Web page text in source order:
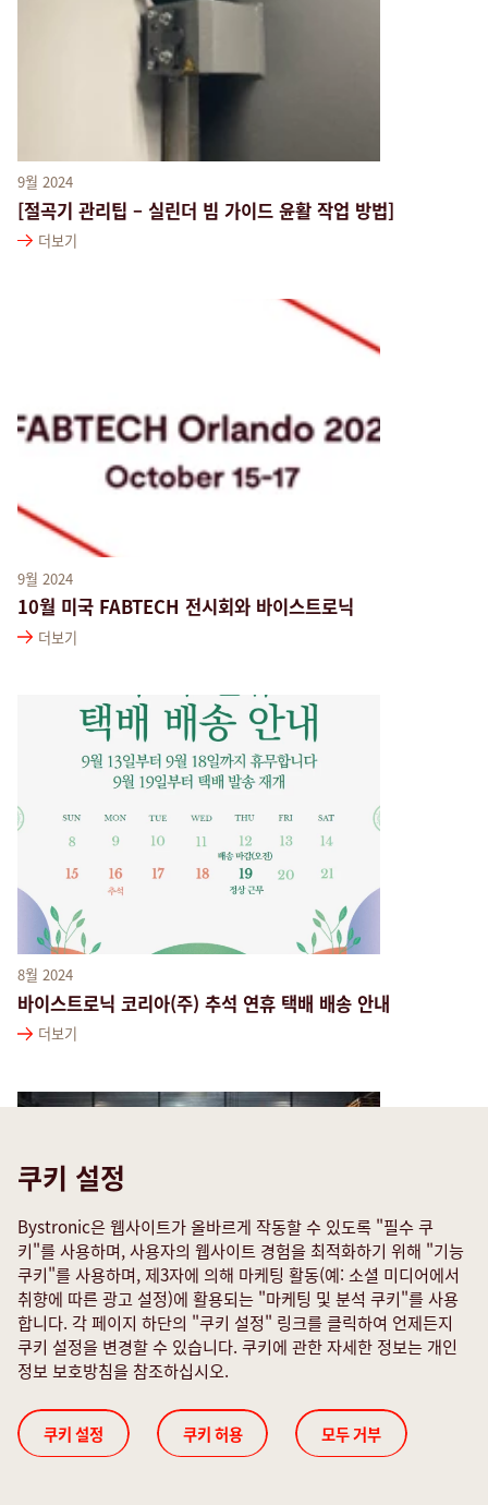
9월 2024
[절곡기 관리팁 – 실린더 빔 가이드 윤활 작업 방법]
더보기
9월 2024
10월 미국 FABTECH 전시회와 바이스트로닉
더보기
8월 2024
바이스트로닉 코리아(주) 추석 연휴 택배 배송 안내
더보기
8월 2024
Ray-Cut
더보기
쿠키 설정
Bystronic은 웹사이트가 올바르게 작동할 수 있도록 "필수 쿠
키"를 사용하며, 사용자의 웹사이트 경험을 최적화하기 위해 "기능
쿠키"를 사용하며, 제3자에 의해 마케팅 활동(예: 소셜 미디어에서
취향에 따른 광고 설정)에 활용되는 "마케팅 및 분석 쿠키"를 사용
합니다. 각 페이지 하단의 "쿠키 설정" 링크를 클릭하여 언제든지
쿠키 설정을 변경할 수 있습니다. 쿠키에 관한 자세한 정보는 개인
정보 보호방침을 참조하십시오.
쿠키 설정 쿠키 허용 모두 거부